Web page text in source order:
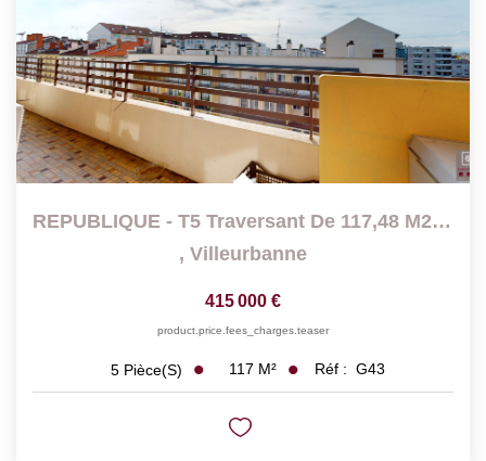
REPUBLIQUE - T5 Traversant De 117,48 M2 En Dernier Étage...
, Villeurbanne
415 000 €
product.price.fees_charges.teaser
5 Pièce(s) 117 M² Réf : G43